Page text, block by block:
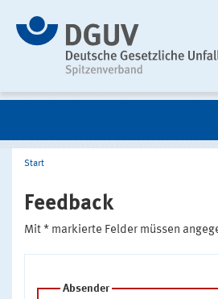
Start
Feedback
Mit * markierte Felder müssen
Absender